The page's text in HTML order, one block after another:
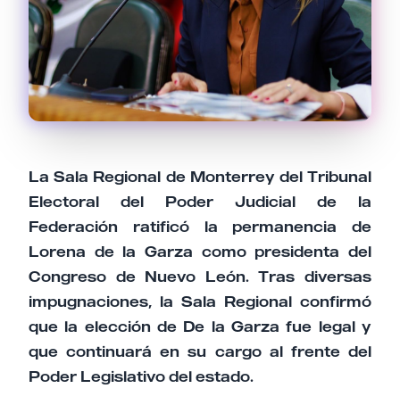
La Sala Regional de Monterrey del Tribunal
Electoral del Poder Judicial de la
Federación ratificó la permanencia de
Lorena de la Garza como presidenta del
Congreso de Nuevo León. Tras diversas
impugnaciones, la Sala Regional confirmó
que la elección de De la Garza fue legal y
que continuará en su cargo al frente del
Poder Legislativo del estado.